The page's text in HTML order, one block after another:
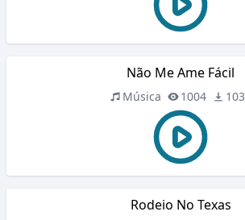
Não Me Ame Fácil
Música 1004 103
Rodeio No Texas